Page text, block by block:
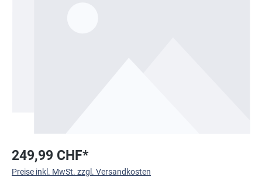
249,99 CHF*
Preise inkl. MwSt. zzgl. Versandkosten